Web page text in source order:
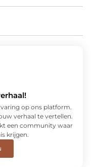
op ons platform.
verhaal te vertellen.
een community waar
krijgen.